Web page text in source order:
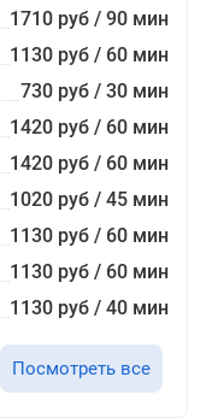
1710 руб / 90 мин
1130 руб / 60 мин
730 руб / 30 мин
1420 руб / 60 мин
1420 руб / 60 мин
1020 руб / 45 мин
1130 руб / 60 мин
1130 руб / 60 мин
1130 руб / 40 мин
Посмотреть все